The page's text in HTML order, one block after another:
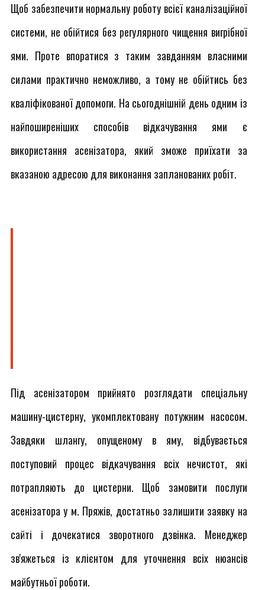
Щоб забезпечити нормальну роботу всієї каналізаційної
системи, не обійтися без регулярного чищення вигрібної
ями. Проте впоратися з таким завданням власними
силами практично неможливо, а тому не обійтись без
кваліфікованої допомоги. На сьогоднішній день одним із
найпоширеніших способів відкачування ями є
використання асенізатора, який зможе приїхати за
вказаною адресою для виконання запланованих робіт.
Під асенізатором прийнято розглядати спеціальну
машину-цистерну, укомплектовану потужним насосом.
Завдяки шлангу, опущеному в яму, відбувається
поступовий процес відкачування всіх нечистот, які
потрапляють до цистерни. Щоб замовити послуги
асенізатора у м. Пряжів, достатньо залишити заявку на
сайті і дочекатися зворотного дзвінка. Менеджер
зв'яжеться із клієнтом для уточнення всіх нюансів
майбутньої роботи.